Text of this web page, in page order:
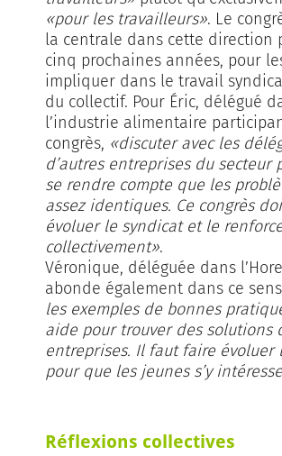
«pour les travailleurs». Le
la centrale dans cette direction
cinq prochaines années, pour
impliquer dans le travail
du collectif. Pour Éric, délégué
l’industrie alimentaire
congrès, «discuter avec les
d’autres entreprises du secteur
se rendre compte que les
assez identiques. Ce congrès
évoluer le syndicat et le
collectivement».
Véronique, déléguée dans
abonde également dans ce
les exemples de bonnes
aide pour trouver des solutions
entreprises. Il faut faire évoluer
pour que les jeunes s’y
Réflexions collectives